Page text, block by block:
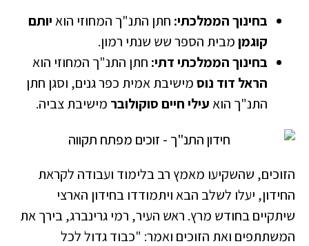
בחינוך הממלכתי: חתן התנ"ך המחוזי הואיותם
קוגמןמבית הספר שש שנתי רמון.
בחינוך הממלכתי דתי: חתן התנ"ך המחוזי הוא
הראל דוד נוסמישיבת אמית כפר גנים, וסגן חתן
התנ"ך הואעילי חיים סוקולובר מישיבת צביה.
הזוכים, שהשקיעו מאמץ רב בלימוד ועבודה לקראת
החידון, יעלו לשלב הבא ויתמודדו בחידון הארצי
שיתקיים בחודש מרץ. ראש העיר, רמי גרינברג, בירך את
המשתתפים ואת הזוכים ואמר: "כבוד גדול לכל